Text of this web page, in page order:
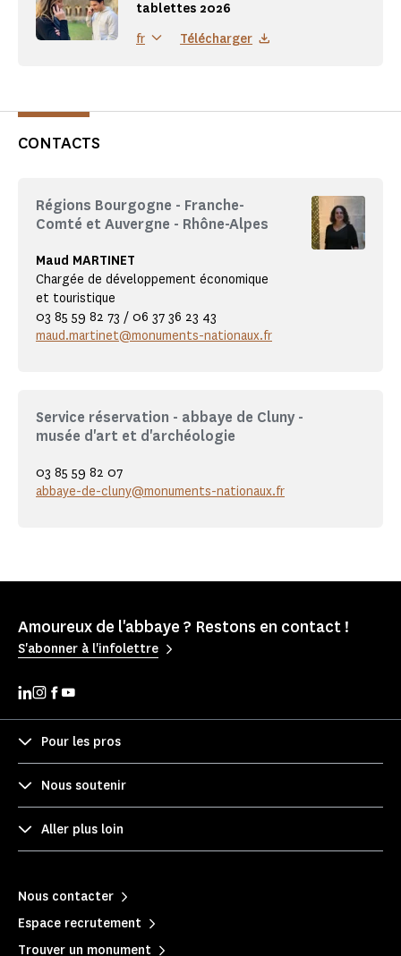
tablettes 2026
fr Télécharger
CONTACTS
Régions Bourgogne - Franche-
Comté et Auvergne - Rhône-Alpes
Maud MARTINET
Chargée de développement économique
et touristique
03 85 59 82 73 / 06 37 36 23 43
maud.martinet@monuments-nationaux.fr
Service réservation - abbaye de Cluny -
musée d'art et d'archéologie
03 85 59 82 07
abbaye-de-cluny@monuments-nationaux.fr
Amoureux de l'abbaye ? Restons en contact !
S'abonner à l'infolettre
Pour les pros
Nous soutenir
Aller plus loin
Nous contacter
Espace recrutement
Trouver un monument